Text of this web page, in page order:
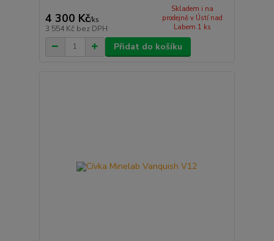
4 300 Kč/ks
3 554 Kč bez DPH
Skladem i na
prodejně v Ústí nad
Labem 1 ks
Přidat do košíku